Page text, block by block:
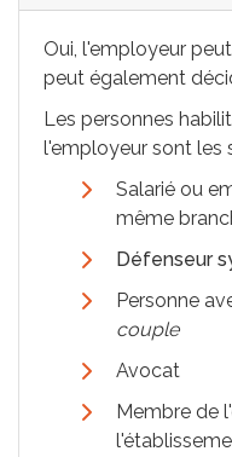
Oui, l'employeur
peut également
Les personnes
l'employeur sont les
Salarié ou
même
Défenseur
Personne
couple
Avocat
Membre de